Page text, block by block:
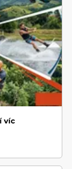
víc